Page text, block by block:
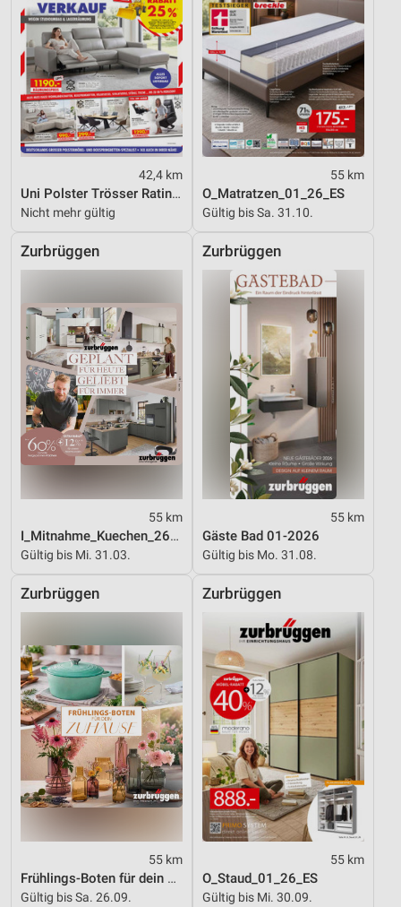
42,4 km
Uni Polster Trösser Ratingen
Nicht mehr gültig
55 km
O_Matratzen_01_26_ES
Gültig bis Sa. 31.10.
Zurbrüggen
55 km
I_Mitnahme_Kuechen_26_ES
Gültig bis Mi. 31.03.
Zurbrüggen
55 km
Gäste Bad 01-2026
Gültig bis Mo. 31.08.
Zurbrüggen
55 km
Frühlings-Boten für dein Zuhause
Gültig bis Sa. 26.09.
Zurbrüggen
55 km
O_Staud_01_26_ES
Gültig bis Mi. 30.09.